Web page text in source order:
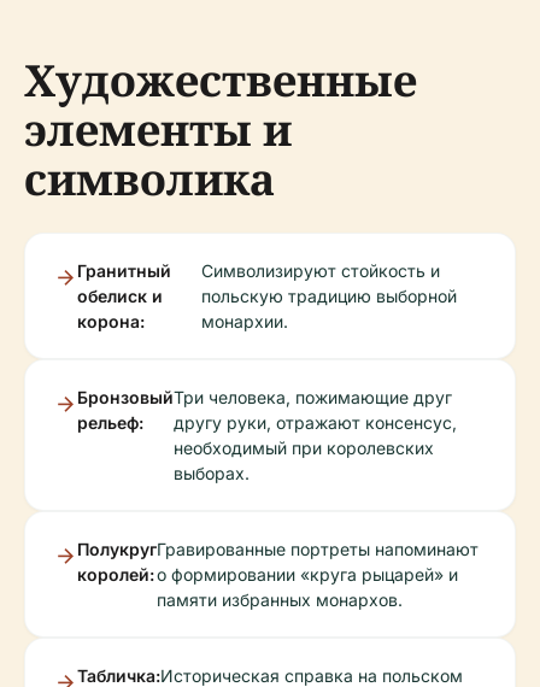
Художественные
элементы и
символика
Гранитный
обелиск и
корона:
Символизируют стойкость и
польскую традицию выборной
монархии.
Бронзовый
рельеф:
Три человека, пожимающие друг
другу руки, отражают консенсус,
необходимый при королевских
выборах.
Полукруг
королей:
Гравированные портреты напоминают
о формировании «круга рыцарей» и
памяти избранных монархов.
Табличка:Историческая справка на польском